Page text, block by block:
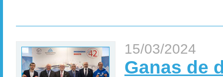
15/03/2024
Ganas de